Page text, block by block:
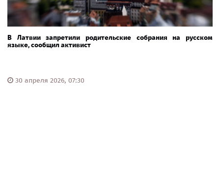
В Латвии запретили родительские собрания на русском
языке, сообщил активист
30 апреля 2026, 07:30